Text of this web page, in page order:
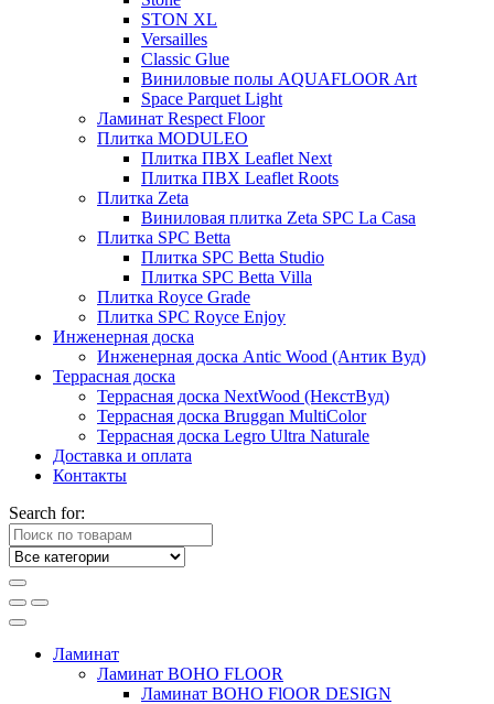
STON XL
Versailles
Classic Glue
Виниловые полы AQUAFLOOR Art
Space Parquet Light
Ламинат Respect Floor
Плитка MODULEO
Плитка ПВХ Leaflet Next
Плитка ПВХ Leaflet Roots
Плитка Zeta
Виниловая плитка Zeta SPC La Casa
Плитка SPC Betta
Плитка SPC Betta Studio
Плитка SPC Betta Villa
Плитка Royce Grade
Плитка SPC Royce Enjoy
Инженерная доска
Инженерная доска Antic Wood (Антик Вуд)
Террасная доска
Террасная доска NextWood (НекстВуд)
Террасная доска Bruggan MultiColor
Террасная доска Legro Ultra Naturale
Доставка и оплата
Контакты
Search for:
Ламинат
Ламинат BOHO FLOOR
Ламинат BOHO FlOOR DESIGN